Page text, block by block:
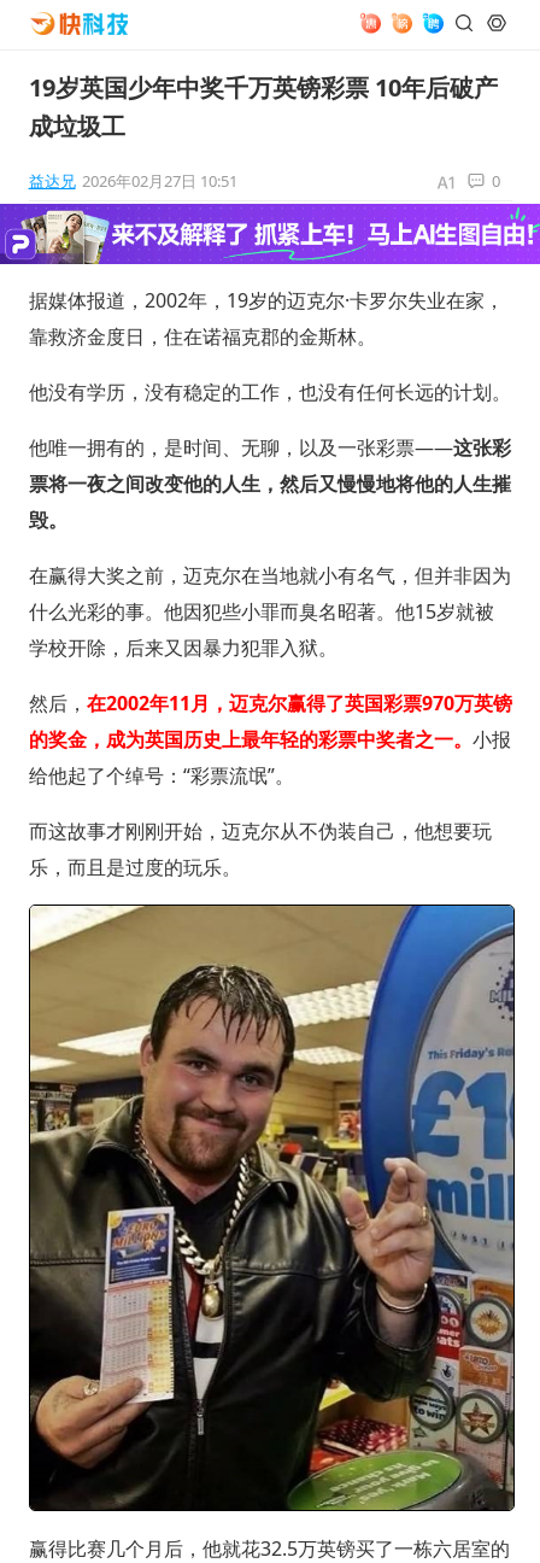
19岁英国少年中奖千万英镑彩票 10年后破产
成垃圾工
益达兄 2026年02月27日 10:51 0
据媒体报道，2002年，19岁的迈克尔·卡罗尔失业在家，
靠救济金度日，住在诺福克郡的金斯林。
他没有学历，没有稳定的工作，也没有任何长远的计划。
他唯一拥有的，是时间、无聊，以及一张彩票——这张彩
票将一夜之间改变他的人生，然后又慢慢地将他的人生摧
毁。
在赢得大奖之前，迈克尔在当地就小有名气，但并非因为
什么光彩的事。他因犯些小罪而臭名昭著。他15岁就被
学校开除，后来又因暴力犯罪入狱。
然后， 在2002年11月，迈克尔赢得了英国彩票970万英镑
的奖金，成为英国历史上最年轻的彩票中奖者之一。 小报
给他起了个绰号：“彩票流氓”。
而这故事才刚刚开始，迈克尔从不伪装自己，他想要玩
乐，而且是过度的玩乐。
赢得比赛几个月后，他就花32.5万英镑买了一栋六居室的